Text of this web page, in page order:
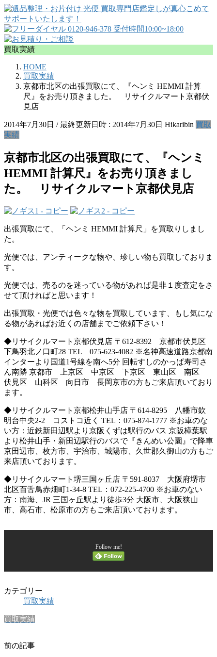
買取実績
HOME
買取実績
京都市北区の出張買取にて、『ヘンミ HEMMI 計算
尺』をお売り頂きました。 リサイクルマート京都伏
見店
2014年7月30日 / 最終更新日時 : 2014年7月30日 Hikaribin 買取
実績
京都市北区の出張買取にて、『ヘンミ
HEMMI 計算尺』をお売り頂きまし
た。 リサイクルマート京都伏見店
出張買取にて、「ヘンミ HEMMI 計算尺」を買取りしまし
た。
光便では、アンティークな物や、珍しい物も買取しておりま
す。
光便では、売るのを迷っている物があれば是非１度査定をさ
せて頂ければと思います！
出張買取・光便では色々な物を買取しています、もし気にな
る物があればお近くの店舗までご依頼下さい！
◆リサイクルマート京都伏見店 〒612-8392 京都市伏見区
下鳥羽北ノ口町28 TEL 075-623-4082 ※名神高速道路京都南
インターより国道1号線を南へ5分 回転すしのかっぱ寿司さ
ん南隣 京都市 上京区 中京区 下京区 東山区 南区
伏見区 山科区 向日市 長岡京市の方もご来店頂いており
ます。
◆リサイクルマート京都松井山手店 〒614-8295 八幡市欽
明台中央2-2 コストコ近く TEL：075-874-1777 ※お車のな
い方：近鉄新田辺駅より京阪くずは駅行のバス 京阪樟葉駅
より松井山手・新田辺駅行のバスで『きんめい公園』で降車
京田辺市、枚方市、宇治市、城陽市、久世郡久御山の方もご
来店頂いております。
◆リサイクルマート堺三国ヶ丘店 〒591-8037 大阪府堺市
北区百舌鳥赤畑町1-34-8 TEL：072-225-4700 ※お車のない
方：南海、JR 三国ヶ丘駅より徒歩3分 大阪市、大阪狭山
市、高石市、松原市の方もご来店頂いております。
Follow me!
カテゴリー
買取実績
買取実績
前の記事